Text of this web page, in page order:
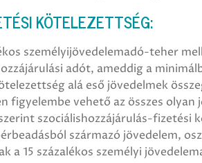
KÖTELEZETTSÉG:
személyijövedelemadó-teher
adót, ameddig a
alá eső jövedelmek
figyelembe vehető az összes olyan
szociálishozzájárulás-fizetési
származó jövedelem,
a 15 százalékos személyi